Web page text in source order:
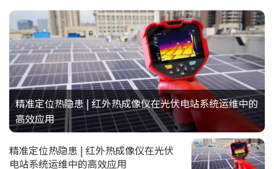
精准定位热隐患 | 红外热成像仪在光伏电站系统运维中的
高效应用
精准定位热隐患 | 红外热成像仪在光伏
电站系统运维中的高效应用